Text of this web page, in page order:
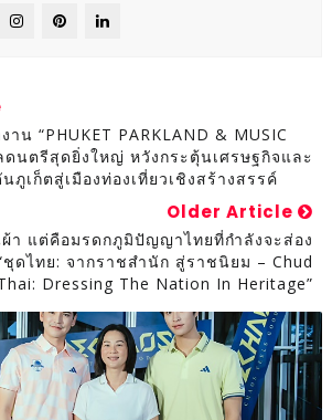
าน “PHUKET PARKLAND & MUSIC
ดนตรีสุดยิ่งใหญ่ หวังกระตุ้นเศรษฐกิจและ
ภูเก็ตสู่เมืองท่องเที่ยวเชิงสร้างสรรค์
Older Article
ผ้า แต่คือมรดกภูมิปัญญาไทยที่กำลังจะส่อง
ชุดไทย: จากราชสำนัก สู่ราชนิยม – Chud
Dressing The Nation In Heritage”